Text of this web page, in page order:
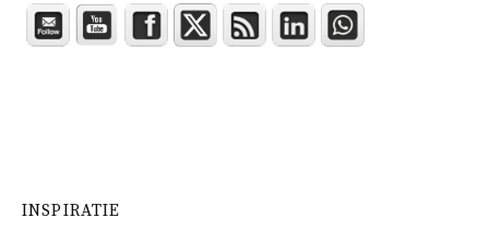
INSPIRATIE